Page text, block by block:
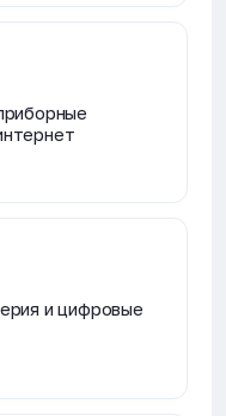
и цифровые